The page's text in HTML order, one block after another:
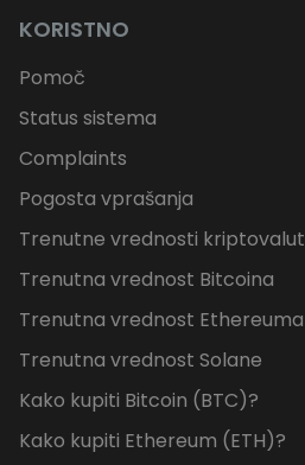
KORISTNO
Pomoč
Status sistema
Complaints
Pogosta vprašanja
Trenutne vrednosti kriptovalut
Trenutna vrednost Bitcoina
Trenutna vrednost Ethereuma
Trenutna vrednost Solane
Kako kupiti Bitcoin (BTC)?
Kako kupiti Ethereum (ETH)?